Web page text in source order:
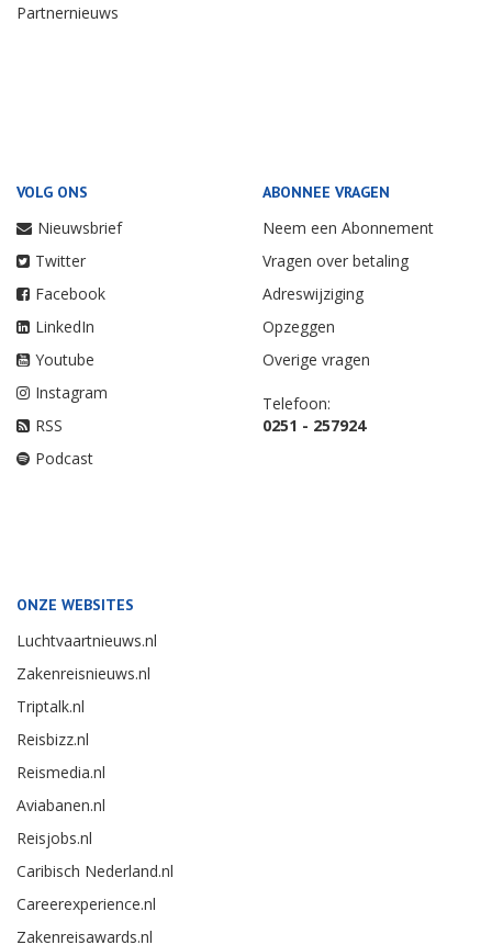
Partnernieuws
VOLG ONS
Nieuwsbrief
Twitter
Facebook
LinkedIn
Youtube
Instagram
RSS
Podcast
ABONNEE VRAGEN
Neem een Abonnement
Vragen over betaling
Adreswijziging
Opzeggen
Overige vragen
Telefoon:
0251 - 257924
ONZE WEBSITES
Luchtvaartnieuws.nl
Zakenreisnieuws.nl
Triptalk.nl
Reisbizz.nl
Reismedia.nl
Aviabanen.nl
Reisjobs.nl
Caribisch Nederland.nl
Careerexperience.nl
Zakenreisawards.nl